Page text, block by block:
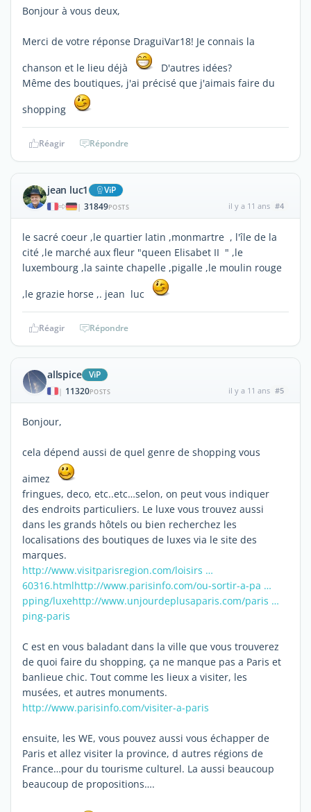
Bonjour à vous deux,
Merci de votre réponse DraguiVar18! Je connais la
chanson et le lieu déjà
D'autres idées?
Même des boutiques, j'ai précisé que j'aimais faire du
shopping
Réagir Répondre
jean luc1 ViP
| 31849POSTS il y a 11 ans #4
le sacré coeur ,le quartier latin ,monmartre , l'île de la
cité ,le marché aux fleur "queen Elisabet II " ,le
luxembourg ,la sainte chapelle ,pigalle ,le moulin rouge
,le grazie horse ,. jean luc
Réagir Répondre
allspice ViP
| 11320POSTS il y a 11 ans #5
Bonjour,
cela dépend aussi de quel genre de shopping vous
aimez
fringues, deco, etc..etc…selon, on peut vous indiquer
des endroits particuliers. Le luxe vous trouvez aussi
dans les grands hôtels ou bien recherchez les
localisations des boutiques de luxes via le site des
marques.
http://www.visitparisregion.com/loisirs …
60316.htmlhttp://www.parisinfo.com/ou-sortir-a-pa …
pping/luxehttp://www.unjourdeplusaparis.com/paris …
ping-paris
C est en vous baladant dans la ville que vous trouverez
de quoi faire du shopping, ça ne manque pas a Paris et
banlieue chic. Tout comme les lieux a visiter, les
musées, et autres monuments.
http://www.parisinfo.com/visiter-a-paris
ensuite, les WE, vous pouvez aussi vous échapper de
Paris et allez visiter la province, d autres régions de
France…pour du tourisme culturel. La aussi beaucoup
beaucoup de propositions….